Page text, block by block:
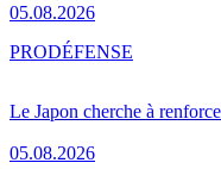
05.08.2026
Le Japon cherche à
05.08.2026
PRODÉFENSE